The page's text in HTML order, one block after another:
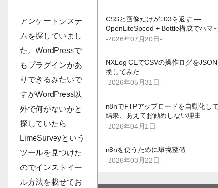
アンケートシステ
ムを探していまし
た。WordPressで
もプラグインがあ
りできるみたいで
すがWordPress以
外で何かないかと
探していたら
LimeSurveyという
ツールを見つけた
のでインストイー
ル方法を載せてお
CSSと画像だけが503を返す —
OpenLiteSpeed + Bottle構成でハマ
-2026年07月20日-
NXLog CEでCSVの操作ログを
換してみた
-2026年05月31日-
n8nでFTPアップロードを自動化し
結果、あえてお勧めしない理由
-2026年04月1日-
n8nを使うために環境整備
-2026年03月22日-